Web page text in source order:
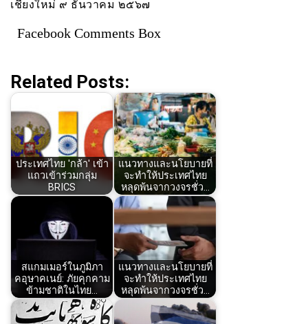
เชียงใหม่ ๙ ธันวาคม ๒๕๖๗
Facebook Comments Box
Related Posts:
ประเทศไทย 'กล้า' เข้า
แถวเข้าร่วมกลุ่ม
BRICS
แนวทางและนโยบายที่
จะทำให้ประเทศไทย
หลุดพ้นจากวงจรชั่ว…
สแกมเมอร์ในภูมิภา
คอุษาคเนย์: ภัยคุกคาม
ข้ามชาติในไทย…
แนวทางและนโยบายที่
จะทำให้ประเทศไทย
หลุดพ้นจากวงจรชั่ว…